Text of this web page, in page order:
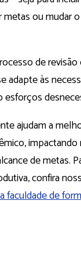
metas ou mudar
de
adapte às
ajudam a
de metas.
confira
faculdade de